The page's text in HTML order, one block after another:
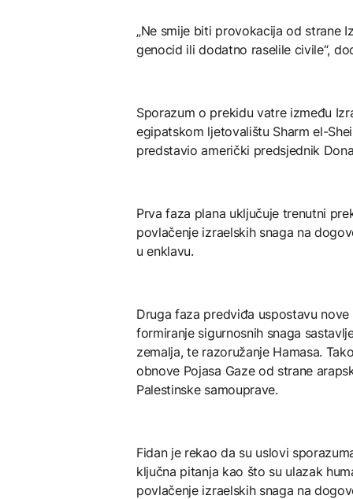
„Ne smije biti provokacija od strane
genocid ili dodatno raselile civile“,
Sporazum o prekidu vatre između
egipatskom ljetovalištu Sharm el-
predstavio američki predsjednik
Prva faza plana uključuje trenutni
povlačenje izraelskih snaga na
u enklavu.
Druga faza predviđa uspostavu
formiranje sigurnosnih snaga
zemalja, te razoružanje Hamasa.
obnove Pojasa Gaze od strane
Palestinske samouprave.
Fidan je rekao da su uslovi
ključna pitanja kao što su ulazak
povlačenje izraelskih snaga na